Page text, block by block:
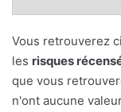
Vous retrouverez
les risques
que vous
n'ont aucune